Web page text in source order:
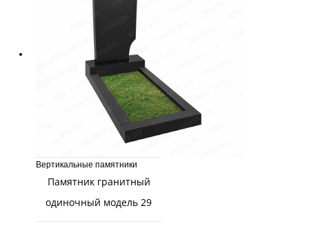
Вертикальные памятники
Памятник гранитный
одиночный модель 29